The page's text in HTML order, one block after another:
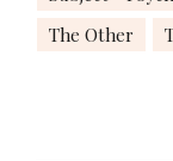
The Other